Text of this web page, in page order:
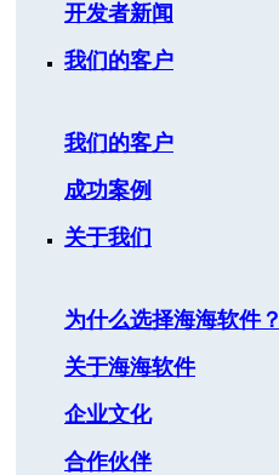
开发者新闻
我们的客户
我们的客户
成功案例
关于我们
为什么选择海海软件？
关于海海软件
企业文化
合作伙伴